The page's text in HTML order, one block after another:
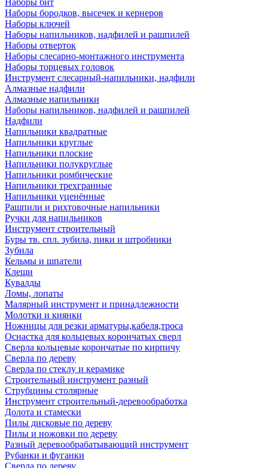
Наборы бит
Наборы бородков, высечек и кернеров
Наборы ключей
Наборы напильников, надфилей и рашпилей
Наборы отверток
Наборы слесарно-монтажного инструмента
Наборы торцевых головок
Инструмент слесарный-напильники, надфили
Алмазные надфили
Алмазные напильники
Наборы напильников, надфилей и рашпилей
Надфили
Напильники квадратные
Напильники круглые
Напильники плоские
Напильники полукруглые
Напильники ромбические
Напильники трехгранные
Напильники уценённые
Рашпили и рихтовочные напильники
Ручки для напильников
Инструмент строительный
Буры тв. спл. зубила, пики и штробники
Зубила
Кельмы и шпатели
Клещи
Кувалды
Ломы, лопаты
Малярный инструмент и принадлежности
Молотки и киянки
Ножницы для резки арматуры,кабеля,троса
Оснастка для кольцевых корончатых сверл
Сверла кольцевые корончатые по кирпичу
Сверла по дереву
Сверла по стеклу и керамике
Строительный инструмент разный
Струбцины столярные
Инструмент строительный-деревообработка
Долота и стамески
Пилы дисковые по дереву
Пилы и ножовки по дереву
Разный деревообрабатывающий инструмент
Рубанки и фуганки
Сверла по дереву